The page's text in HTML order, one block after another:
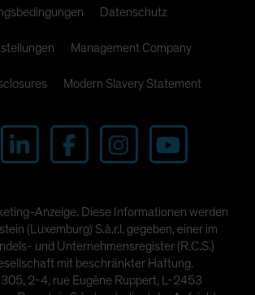
Datenschutz
Management Company
Modern Slavery Statement
Anzeige. Diese Informationen werden
(Luxemburg) S.à.r.l. gegeben, einer im
und Unternehmensregister (R.C.S.)
mit beschränkter Haftung.
305, 2-4, rue Eugène Ruppert, L-2453